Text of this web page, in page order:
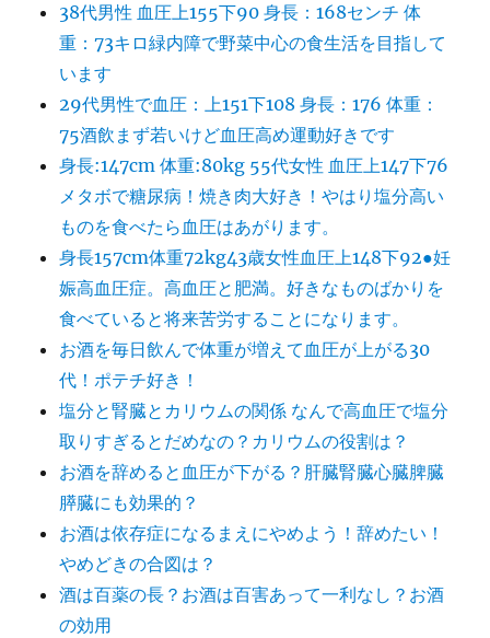
38代男性 血圧上155下90 身長：168センチ 体
重：73キロ緑内障で野菜中心の食生活を目指して
います
29代男性で血圧：上151下108 身長：176 体重：
75酒飲まず若いけど血圧高め運動好きです
身長:147cm 体重:80kg 55代女性 血圧上147下76
メタボで糖尿病！焼き肉大好き！やはり塩分高い
ものを食べたら血圧はあがります。
身長157cm体重72kg43歳女性血圧上148下92●妊
娠高血圧症。高血圧と肥満。好きなものばかりを
食べていると将来苦労することになります。
お酒を毎日飲んで体重が増えて血圧が上がる30
代！ポテチ好き！
塩分と腎臓とカリウムの関係 なんで高血圧で塩分
取りすぎるとだめなの？カリウムの役割は？
お酒を辞めると血圧が下がる？肝臓腎臓心臓脾臓
膵臓にも効果的？
お酒は依存症になるまえにやめよう！辞めたい！
やめどきの合図は？
酒は百薬の長？お酒は百害あって一利なし？お酒
の効用